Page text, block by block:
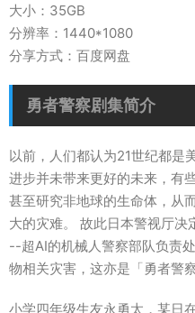
大小：35GB
分辨率：1440*1080
分享方式：百度网盘
勇者警察剧集简介
以前，人们都认为21世纪都是
进步并未带来更好的未来，有
甚至研究非地球的生命体，从
大的灾难。 故此日本警视厅
--超AI的机械人警察部队负责
物相关灾害，这亦是「勇者警察
小学四年级生友永勇太，某日